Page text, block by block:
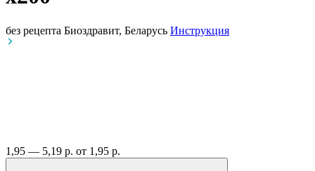
без рецепта Биоздравит, Беларусь Инструкция
1,95 — 5,19 р. от 1,95 р.